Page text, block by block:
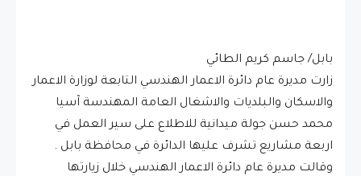
بابل/ جاسم كريم الطائي
زارت مديرة عام دائرة الاعمار الهندسي التابعة لوزارة الاعمار
والاسكان والبلديات والاشغال العامة المهندسة آسيا
محمد حسن جولة ميدانية للاطلاع على سير العمل في
اربعة مشاريع تشرف عليها الدائرة في محافظة بابل .
وقالت مديرة عام دائرة الاعمار الهندسي خلال زيارتها